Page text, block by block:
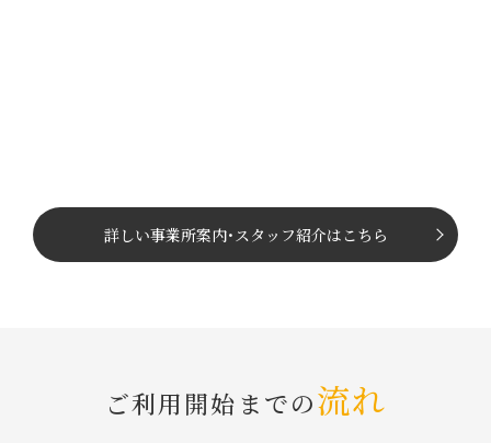
詳しい事業所案内･ スタッフ紹介はこちら
ご利⽤開始までの流れ